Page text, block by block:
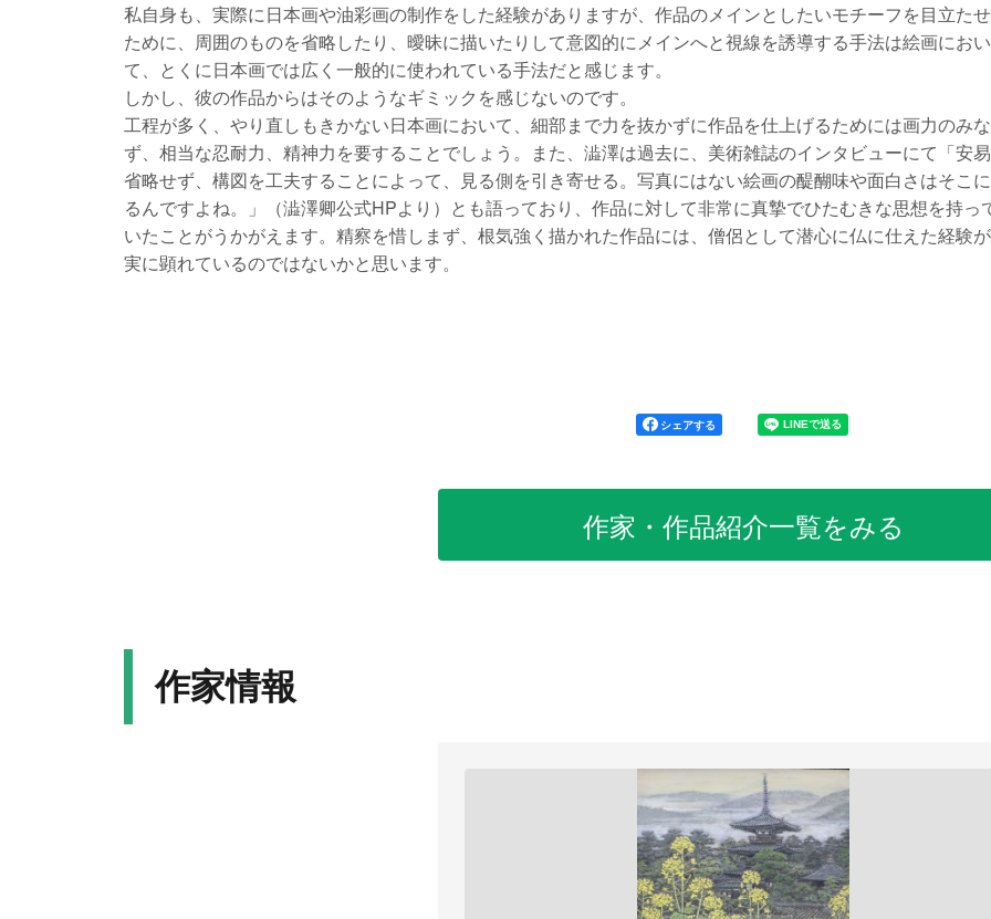
私自身も、実際に日本画や油彩画の制作をした経験がありますが、作品のメインとしたいモチーフを目立た
ために、周囲のものを省略したり、曖昧に描いたりして意図的にメインへと視線を誘導する手法は絵画におい
て、とくに日本画では広く一般的に使われている手法だと感じます。
しかし、彼の作品からはそのようなギミックを感じないのです。
工程が多く、やり直しもきかない日本画において、細部まで力を抜かずに作品を仕上げるためには画力のみ
ず、相当な忍耐力、精神力を要することでしょう。また、澁澤は過去に、美術雑誌のインタビューにて「安
省略せず、構図を工夫することによって、見る側を引き寄せる。写真にはない絵画の醍醐味や面白さはそこ
るんですよね。」（澁澤卿󠄁公式HPより）とも語っており、作品に対して非常に真摯でひたむきな思想を持っ
いたことがうかがえます。精察を惜しまず、根気強く描かれた作品には、僧侶として潜心に仏に仕えた経験
実に顕れているのではないかと思います。
シェアする
作家・作品紹介一覧をみる
作家情報